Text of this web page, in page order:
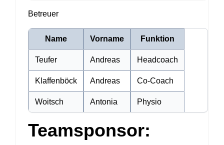
Betreuer
Name Vorname Funktion
Teufer Andreas Headcoach
Klaffenböck Andreas Co-Coach
Woitsch Antonia Physio
Teamsponsor: